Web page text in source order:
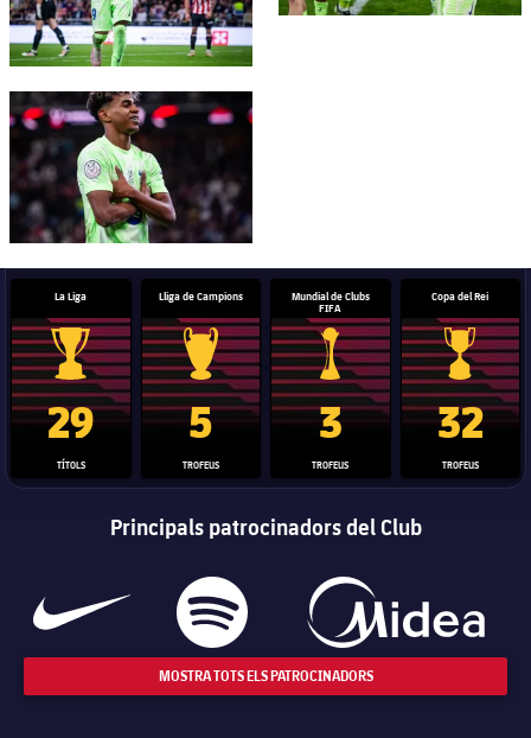
FC Barcelona club badge
La Liga
Trofeu de la Liga
29
TÍTOLS
Lliga de Campions
Trofeu de la Lliga de Campions
5
TROFEUS
Mundial de Clubs
FIFA
Trofeu del Mundial de Clubs
3
TROFEUS
Copa del Rei
Copa del
32
TROFEUS
Principals patrocinadors del Club
MOSTRA TOTS ELS PATROCINADORS